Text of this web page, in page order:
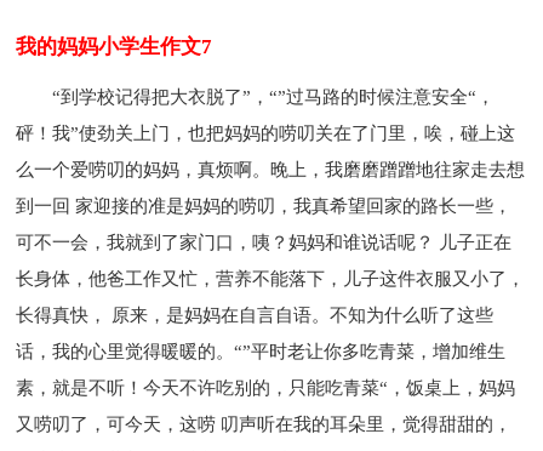
我的妈妈小学生作文7
“到学校记得把大衣脱了”，“”过马路的时候注意安全“，
砰！我”使劲关上门，也把妈妈的唠叨关在了门里，唉，碰上这
么一个爱唠叨的妈妈，真烦啊。晚上，我磨磨蹭蹭地往家走去想
到一回 家迎接的准是妈妈的唠叨，我真希望回家的路长一些，
可不一会，我就到了家门口，咦？妈妈和谁说话呢？ 儿子正在
长身体，他爸工作又忙，营养不能落下，儿子这件衣服又小了，
长得真快， 原来，是妈妈在自言自语。不知为什么听了这些
话，我的心里觉得暖暖的。“”平时老让你多吃青菜，增加维生
素，就是不听！今天不许吃别的，只能吃青菜“，饭桌上，妈妈
又唠叨了，可今天，这唠 叨声听在我的耳朵里，觉得甜甜的，